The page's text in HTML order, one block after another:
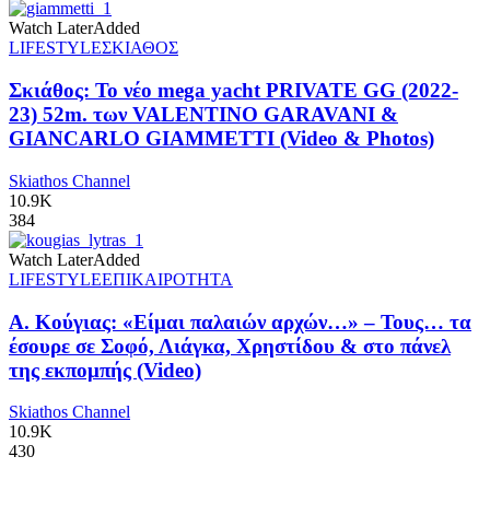
Watch LaterAdded
LIFESTYLEΣΚΙΑΘΟΣ
Σκιάθος: Το νέο mega yacht PRIVATE GG (2022-
23) 52m. των VALENTINO GARAVANI &
GIANCARLO GIAMMETTI (Video & Photos)
Skiathos Channel
10.9K
384
Watch LaterAdded
LIFESTYLEΕΠΙΚΑΙΡΟΤΗΤΑ
Α. Κούγιας: «Είμαι παλαιών αρχών…» – Τους… τα
έσουρε σε Σοφό, Λιάγκα, Χρηστίδου & στο πάνελ
της εκπομπής (Video)
Skiathos Channel
10.9K
430